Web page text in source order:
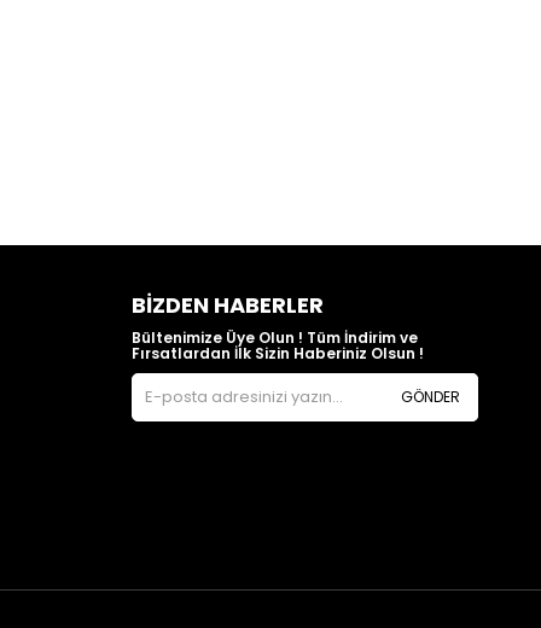
BIZDEN HABERLER
Bültenimize Üye Olun ! Tüm İndirim ve
Fırsatlardan İlk Sizin Haberiniz Olsun !
GÖNDER